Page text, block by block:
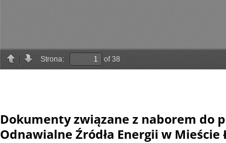
Dokumenty związane z naborem do
Odnawialne Źródła Energii w Mieście